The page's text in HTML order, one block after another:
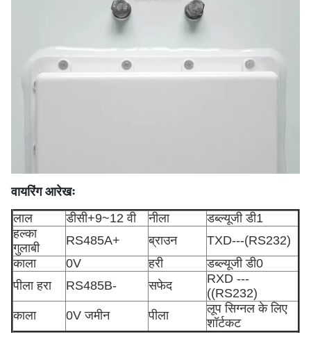
वायरिंग आरेखः
लाल
डीसी+9~12 वी नीला
डब्ल्यूजी डी1
हल्का
गुलाबी
RS485A+ ब्राउन
TXD---(RS232)
काला
0V हरी
डब्ल्यूजी डी0
पीला हरा
RS485B- सफेद
RXD ---
((RS232)
काला
0V जमीन पीला
लूप सिग्नल के लिए
शॉर्टकट